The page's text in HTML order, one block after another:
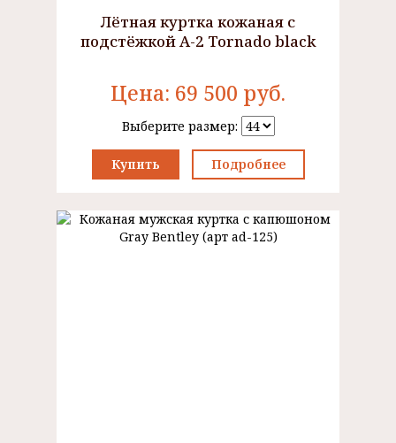
Лётная куртка кожаная с
подстёжкой A-2 Tornado black
Цена: 69 500 руб.
Выберите размер:
Купить Подробнее